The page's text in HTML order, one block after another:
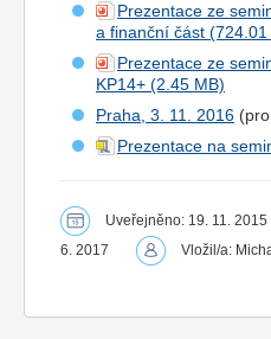
Prezentace ze
a finanční část
Prezentace ze
KP14+
Praha, 3. 11. 2016
Prezentace na
Uveřejněno: 19. 11. 2015
6. 2017
Vložil/a: